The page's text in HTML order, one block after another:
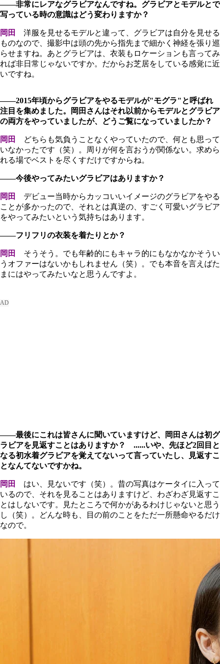
――非常にレアなグラビアなんですね。グラビアとモデルとで
写っている時の意識はどう変わりますか？
岡田
洋服を見せるモデルと違って、グラビアは自分を見せる
ものなので、撮影中は頭の先から指先まで細かく神経を張り巡
らせますね。あとグラビアは、衣装もロケーションも言ってみ
れば非日常じゃないですか。だからお芝居をしている感覚に近
いですね。
――2015年頃からグラビアをやるモデルが"モグラ"と呼ばれ
注目を集めました。岡田さんはそれ以前からモデルとグラビア
の両方をやっていましたが、どうご覧になっていましたか？
岡田
どちらも気負うことなくやっていたので、何とも思って
いなかったです（笑）。周りが何を言おうが関係ない。求めら
れる場でベストを尽くすだけですからね。
――今後やってみたいグラビアはありますか？
岡田
デビュー当時からカッコいいイメージのグラビアをやる
ことが多かったので、それとは真逆の、すごく可愛いグラビア
をやってみたいという気持ちはあります。
――フリフリの衣装を着たりとか？
岡田
そうそう。でも年齢的にもキャラ的にもなかなかそうい
うオファーはないかもしれません（笑）。でも本音を言えばた
まにはやってみたいなと思うんですよ。
――最後にこれは皆さんに聞いていますけど、岡田さんは初グ
ラビアを見返すことはありますか？ ......いや、先ほど2回目と
なる初水着グラビアを覚えてないって言っていたし、見返すこ
となんてないですかね。
岡田
はい、見ないです（笑）。昔の写真はケータイに入って
いるので、それを見ることはありますけど、わざわざ見返すこ
とはしないです。見たところで何かがあるわけじゃないと思う
し（笑）。どんな時も、目の前のことをただ一所懸命やるだけ
なので。